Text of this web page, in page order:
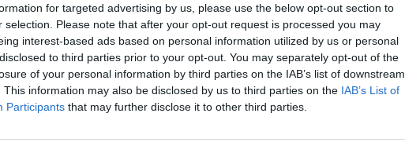
for targeted advertising by us, please use the below opt-out section to
selection. Please note that after your opt-out request is processed you may
interest-based ads based on personal information utilized by us or personal
to third parties prior to your opt-out. You may separately opt-out of the
of your personal information by third parties on the IAB’s list of downstream
This information may also be disclosed by us to third parties on the IAB’s List of
Participants that may further disclose it to other third parties.
ποιητής του metal
μπασίστας των Hellhammer και Celtic Frost. 'Ηταν ένας